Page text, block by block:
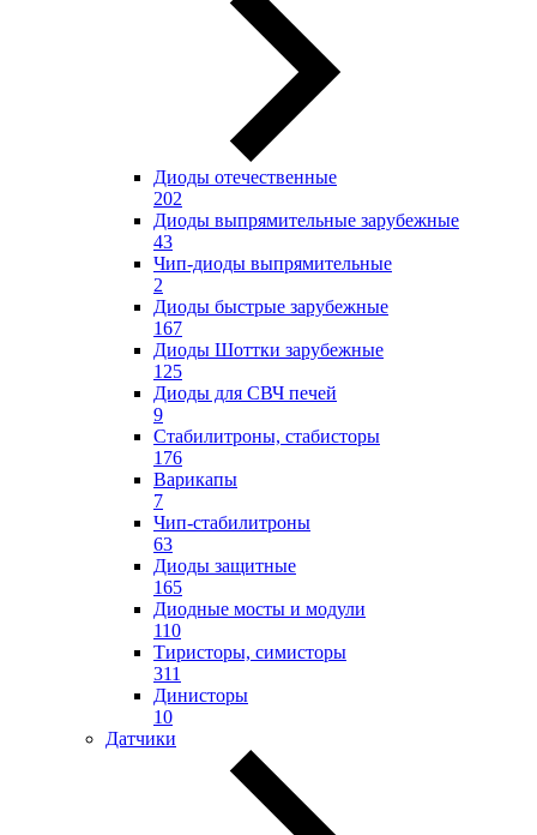
Диоды отечественные
202
Диоды выпрямительные зарубежные
43
Чип-диоды выпрямительные
2
Диоды быстрые зарубежные
167
Диоды Шоттки зарубежные
125
Диоды для СВЧ печей
9
Стабилитроны, стабисторы
176
Варикапы
7
Чип-стабилитроны
63
Диоды защитные
165
Диодные мосты и модули
110
Тиристоры, симисторы
311
Динисторы
10
Датчики